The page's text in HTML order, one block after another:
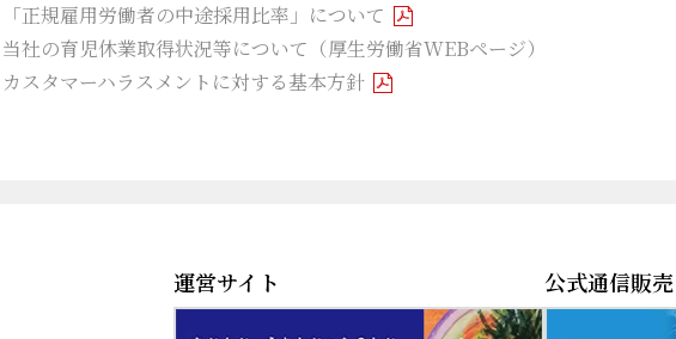
「正規雇用労働者の中途採用比率」について
当社の育児休業取得状況等について（厚生労働省WEBページ）
カスタマーハラスメントに対する基本方針
運営サイト 公式通信販売